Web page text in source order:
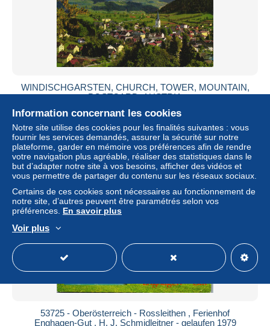
WINDISCHGARSTEN, CHURCH, TOWER, MOUNTAIN,
POSTCARD, AUSTRIA
± 4,04 $US
Statut Particulier
53725 - Oberösterreich - Rossleithen , Ferienhof
Enghagen-Gut , H. J. Schmidleitner - gelaufen 1979
Information concernant les cookies
Notre site utilise des cookies pour les finalités suivantes : vous
fournir les services demandés, assurer la sécurité sur notre
plateforme, garder en mémoire vos préférences afin de rendre
votre navigation plus agréable, réaliser des statistiques dans le
but d’adapter notre site à vos besoins, afficher des vidéos et
vous permettre de partager du contenu sur les réseaux sociaux.
Certains de ces cookies sont nécessaires au fonctionnement de
notre site, d’autres peuvent être paramétrés selon vos
préférences. En savoir plus
Voir plus